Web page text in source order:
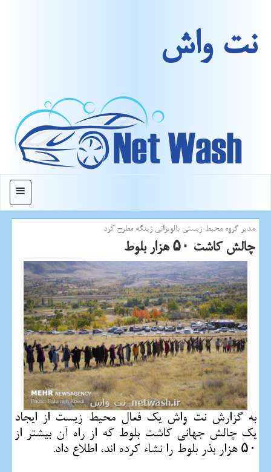
نت واش
منو
مدیر گروه محیط زیستی بالویزانی ژینگه مطرح كرد
چالش كاشت ۵۰ هزار بلوط
به گزارش نت واش یك فعال محیط زیست از ایجاد
یك چالش جهانی كاشت بلوط كه از راه آن بیشتر از
۵۰ هزار بذر بلوط را نشاء كرده اند، اطلاع داد.